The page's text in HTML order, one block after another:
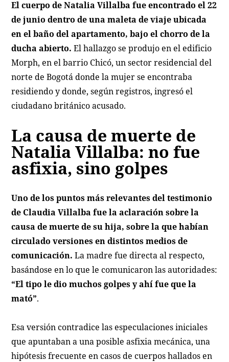
El cuerpo de Natalia Villalba fue encontrado el 22
de junio dentro de una maleta de viaje ubicada
en el baño del apartamento, bajo el chorro de la
ducha abierto. El hallazgo se produjo en el edificio
Morph, en el barrio Chicó, un sector residencial del
norte de Bogotá donde la mujer se encontraba
residiendo y donde, según registros, ingresó el
ciudadano británico acusado.
La causa de muerte de
Natalia Villalba: no fue
asfixia, sino golpes
Uno de los puntos más relevantes del testimonio
de Claudia Villalba fue la aclaración sobre la
causa de muerte de su hija, sobre la que habían
circulado versiones en distintos medios de
comunicación. La madre fue directa al respecto,
basándose en lo que le comunicaron las autoridades:
“El tipo le dio muchos golpes y ahí fue que la
mató”.
Esa versión contradice las especulaciones iniciales
que apuntaban a una posible asfixia mecánica, una
hipótesis frecuente en casos de cuerpos hallados en